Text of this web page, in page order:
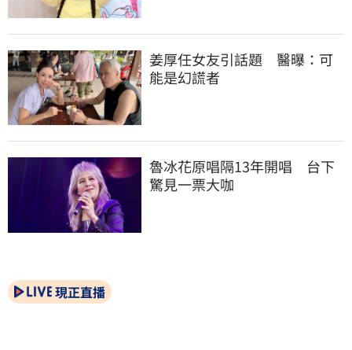
姜厚任女友引話題　醫曝：可
能是幻謊者
魯冰花原唱隔13年開唱　台下
驚見一票大咖
現正直播